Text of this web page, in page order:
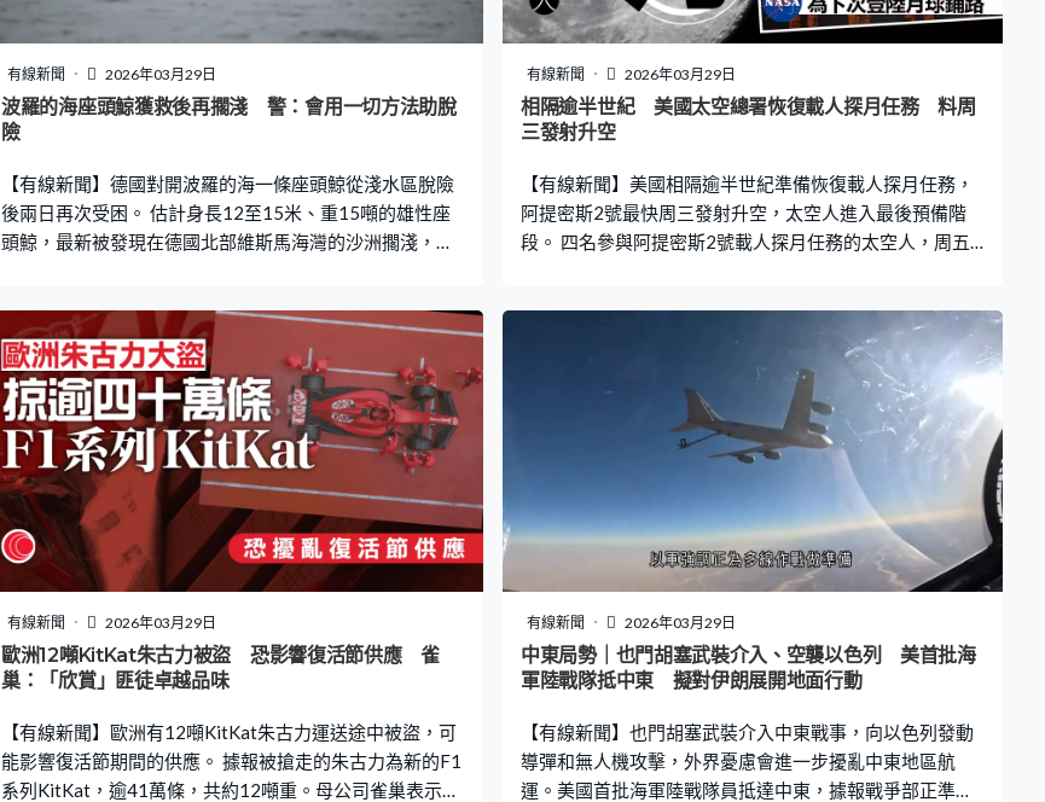
有線新聞 2026年03月29日
波羅的海座頭鯨獲救後再擱淺 警：會用一切方法助脫
險
【有線新聞】德國對開波羅的海一條座頭鯨從淺水區脫險
後兩日再次受困。 估計身長12至15米、重15噸的雄性座
頭鯨，最新被發現在德國北部維斯馬海灣的沙洲擱淺，牠
至周六發現牠再次擱淺，估計是無法找路返回大西洋。警
方稱會用一切方法幫助牠脫險。 波羅的海海水鹽分偏低，
座頭鯨已經出現皮膚病。
有線新聞 2026年03月29日
相隔逾半世紀 美國太空總署恢復載人探月任務 料周
三發射升空
【有線新聞】美國相隔逾半世紀準備恢復載人探月任務，
阿提密斯2號最快周三發射升空，太空人進入最後預備階
段。 四名參與阿提密斯2號載人探月任務的太空人，周五
吧，我認為全國以至全球已等候多時再次探月。」美國阿
提密斯2號任務太空人科克：「我們有機會透過肉眼看到從
未見過的月球背面，因為我們有遠距離視覺，能夠參與其
中實在令人興奮。」 因技術問題不斷推遲發射的阿提密斯
2號，預計最快下月1號升空，將使用新一代載人登月火
箭、SLS航天發射系統及新型獵戶座太空船，搭載3男1女
太空人繞過月球。若一切順利，太空船將於第6日最接近月
球表面，在約6,500公里的上空飛過，整個航程會飛行逾
96萬公里，10天後返回地球，在聖迭戈對開太平洋濺落。
任務目的是測試太空船維生、導航、通訊系統及隔熱罩性
能，為下一艘太空船、阿提密斯3號的登月任務鋪路。今次
是自1972年12月阿波羅17號任務後，太空總署恢復啟動
載人探月，並預期會打破人類離地球最遠的紀錄，將為太
失聯。 阿提密斯2
有線新聞 2026年03月29日
歐洲12噸KitKat朱古力被盜 恐影響復活節供應 雀
巢：「欣賞」匪徒卓越品味
【有線新聞】歐洲有12噸KitKat朱古力運送途中被盜，可
能影響復活節期間的供應。 據報被搶走的朱古力為新的F1
系列KitKat，逾41萬條，共約12噸重。母公司雀巢表示，
有線新聞 2026年03月29日
中東局勢｜也門胡塞武裝介入、空襲以色列 美首批海
軍陸戰隊抵中東 擬對伊朗展開地面行動
【有線新聞】也門胡塞武裝介入中東戰事，向以色列發動
導彈和無人機攻擊，外界憂慮會進一步擾亂中東地區航
運。美國首批海軍陸戰隊員抵達中東，據報戰爭部正準